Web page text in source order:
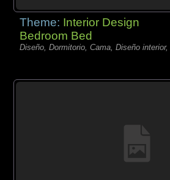
Theme: Interior Design
Bedroom Bed
Diseño, Dormitorio, Cama, Diseño interior,